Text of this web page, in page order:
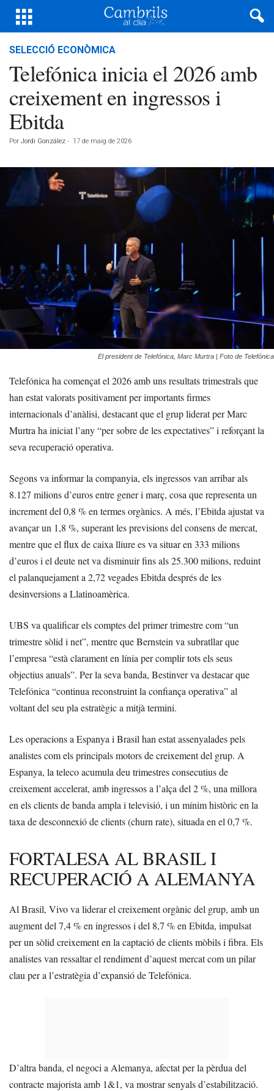
SELECCIÓ ECONÒMICA
Telefónica inicia el 2026 amb
creixement en ingressos i
Ebitda
Por Jordi González - 17 de maig de 2026
El president de Telefónica, Marc Murtra | Foto de Telefónica
Telefónica ha començat el 2026 amb uns resultats trimestrals que
han estat valorats positivament per importants firmes
internacionals d’anàlisi, destacant que el grup liderat per Marc
Murtra ha iniciat l’any “per sobre de les expectatives” i reforçant la
seva recuperació operativa.
Segons va informar la companyia, els ingressos van arribar als
8.127 milions d’euros entre gener i març, cosa que representa un
increment del 0,8 % en termes orgànics. A més, l’Ebitda ajustat va
avançar un 1,8 %, superant les previsions del consens de mercat,
mentre que el flux de caixa lliure es va situar en 333 milions
d’euros i el deute net va disminuir fins als 25.300 milions, reduint
el palanquejament a 2,72 vegades Ebitda després de les
desinversions a Llatinoamèrica.
UBS va qualificar els comptes del primer trimestre com “un
trimestre sòlid i net”, mentre que Bernstein va subratllar que
l’empresa “està clarament en línia per complir tots els seus
objectius anuals”. Per la seva banda, Bestinver va destacar que
Telefónica “continua reconstruint la confiança operativa” al
voltant del seu pla estratègic a mitjà termini.
Les operacions a Espanya i Brasil han estat assenyalades pels
analistes com els principals motors de creixement del grup. A
Espanya, la teleco acumula deu trimestres consecutius de
creixement accelerat, amb ingressos a l’alça del 2 %, una millora
en els clients de banda ampla i televisió, i un mínim històric en la
taxa de desconnexió de clients (churn rate), situada en el 0,7 %.
FORTALESA AL BRASIL I
RECUPERACIÓ A ALEMANYA
Al Brasil, Vivo va liderar el creixement orgànic del grup, amb un
augment del 7,4 % en ingressos i del 8,7 % en Ebitda, impulsat
per un sòlid creixement en la captació de clients mòbils i fibra. Els
analistes van ressaltar el rendiment d’aquest mercat com un pilar
clau per a l’estratègia d’expansió de Telefónica.
D’altra banda, el negoci a Alemanya, afectat per la pèrdua del
contracte majorista amb 1&1, va mostrar senyals d’estabilització.